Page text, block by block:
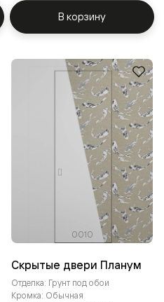
В корзину
0010
Скрытые двери Планум
Отделка: Грунт под обои
Кромка: Обычная